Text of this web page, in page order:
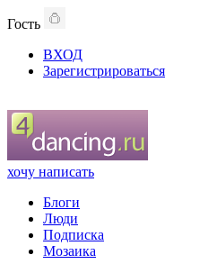
Гость
ВХОД
Зарегистрироваться
хочу написать
Блоги
Люди
Подписка
Мозаика